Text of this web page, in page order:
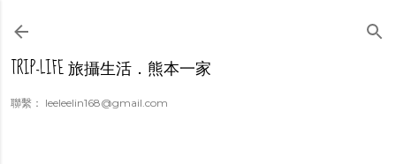
TRIP-LIFE 旅攝生活．熊本一家
聯繫： leeleelin168@gmail.com